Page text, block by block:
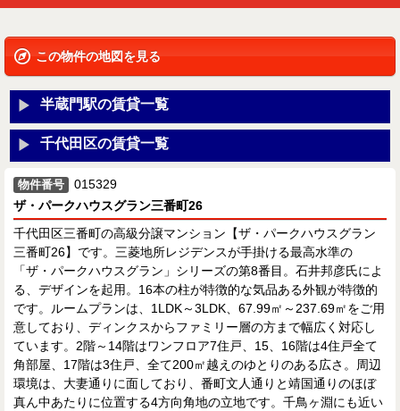
この物件の地図を見る
半蔵門駅の賃貸一覧
千代田区の賃貸一覧
物件番号
015329
ザ・パークハウスグラン三番町26
千代田区三番町の高級分譲マンション【ザ・パークハウスグラン
三番町26】です。三菱地所レジデンスが手掛ける最高水準の
「ザ・パークハウスグラン」シリーズの第8番目。石井邦彦氏によ
る、デザインを起用。16本の柱が特徴的な気品ある外観が特徴的
です。ルームプランは、1LDK～3LDK、67.99㎡～237.69㎡をご用
意しており、ディンクスからファミリー層の方まで幅広く対応し
ています。2階～14階はワンフロア7住戸、15、16階は4住戸全て
角部屋、17階は3住戸、全て200㎡越えのゆとりのある広さ。周辺
環境は、大妻通りに面しており、番町文人通りと靖国通りのほぼ
真ん中あたりに位置する4方向角地の立地です。千鳥ヶ淵にも近い